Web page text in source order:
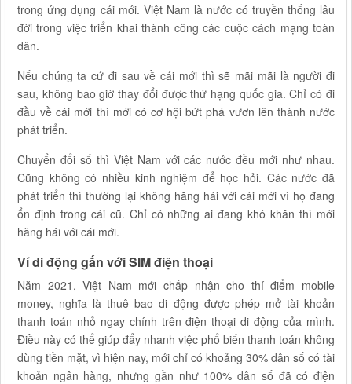
trong ứng dụng cái mới. Việt Nam là nước có truyền thống lâu
đời trong việc triển khai thành công các cuộc cách mạng toàn
dân.
Nếu chúng ta cứ đi sau về cái mới thì sẽ mãi mãi là người đi
sau, không bao giờ thay đổi được thứ hạng quốc gia. Chỉ có đi
đầu về cái mới thì mới có cơ hội bứt phá vươn lên thành nước
phát triển.
Chuyển đổi số thì Việt Nam với các nước đều mới như nhau.
Cũng không có nhiều kinh nghiệm để học hỏi. Các nước đã
phát triển thì thường lại không hăng hái với cái mới vì họ đang
ổn định trong cái cũ. Chỉ có những ai đang khó khăn thì mới
hăng hái với cái mới.
Ví di động gắn với SIM điện thoại
Năm 2021, Việt Nam mới chấp nhận cho thí điểm mobile
money, nghĩa là thuê bao di động được phép mở tài khoản
thanh toán nhỏ ngay chính trên điện thoại di động của mình.
Điều này có thể giúp đẩy nhanh việc phổ biến thanh toán không
dùng tiền mặt, vì hiện nay, mới chỉ có khoảng 30% dân số có tài
khoản ngân hàng, nhưng gần như 100% dân số đã có điện